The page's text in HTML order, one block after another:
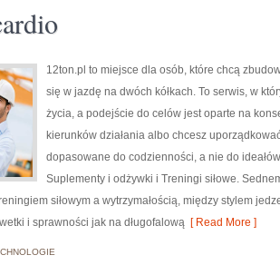
12ton.pl to miejsce dla osób, które chcą
się w jazdę na dwóch kółkach. To serwis, w
życia, a podejście do celów jest oparte na
kierunków działania albo chcesz
dopasowane do codzienności, a nie do
Suplementy i odżywki i Treningi siłowe.
siłowym a wytrzymałością, między stylem
i sprawności jak na długofalową [ Read More ]